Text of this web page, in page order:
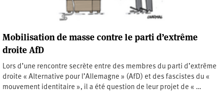
Mobilisation de masse contre le parti d’extrême
droite AfD
Lors d’une rencontre secrète entre des membres du parti d’extrême
droite « Alternative pour l’Allemagne » (AfD) et des fascistes du «
mouvement identitaire », il a été question de leur projet de « …